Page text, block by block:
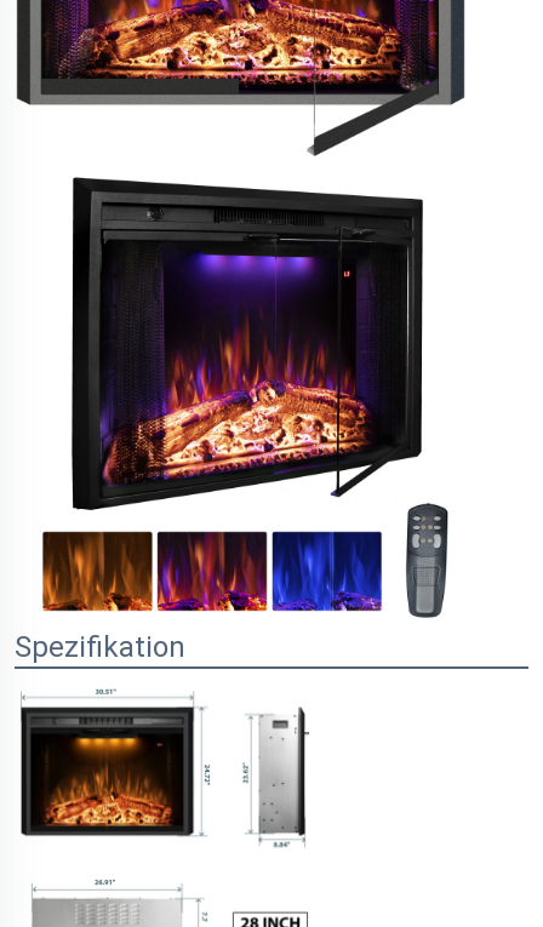
Spezifikation